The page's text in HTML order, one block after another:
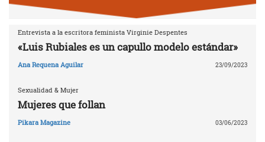
Entrevista a la escritora feminista Virginie Despentes
«Luis Rubiales es un capullo modelo estándar»
Ana Requena Aguilar 23/09/2023
Sexualidad & Mujer
Mujeres que follan
Pikara Magazine 03/06/2023